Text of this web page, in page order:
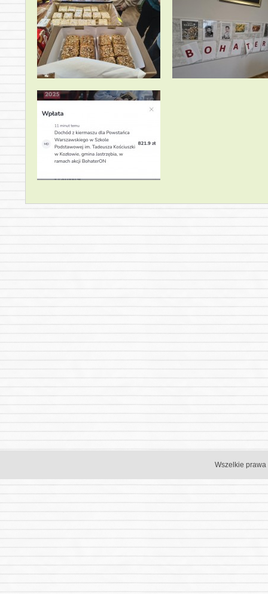
Wszelkie prawa